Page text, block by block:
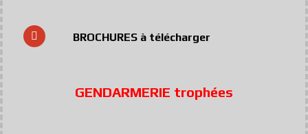
BROCHURES à télécharger
GENDARMERIE trophées